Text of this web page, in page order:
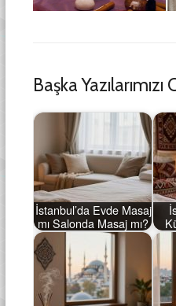
Başka Yazılarımızı
İstanbul’da Evde Masaj
mı Salonda Masaj mı?